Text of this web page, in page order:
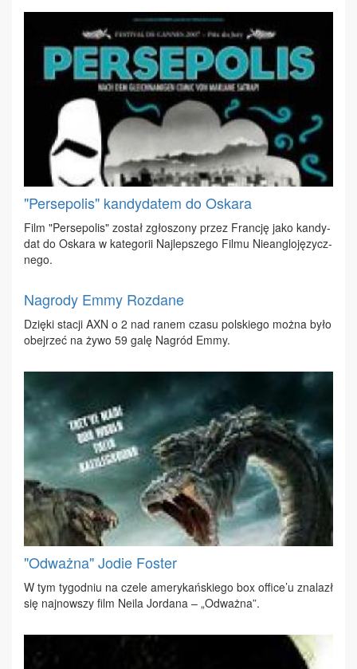
"Persepolis" kandydatem do Oskara
Film "Per­se­po­lis" zo­stał zgło­szo­ny przez Fran­cję ja­ko kan­dy­
dat do Oska­ra w ka­te­go­rii Naj­lep­sze­go Fil­mu Nie­an­glo­ję­zycz­
ne­go.
Nagrody Emmy Rozdane
Dzię­ki sta­cji AXN o 2 nad ra­nem cza­su pol­skie­go moż­na by­ło
obej­rzeć na ży­wo 59 ga­lę Na­gród Em­my.
"Odważna" Jodie Foster
W tym ty­go­dniu na cze­le ame­ry­kań­skie­go box of­fi­ce’u zna­lazł
się naj­now­szy film Ne­ila Jor­da­na – „Od­waż­na”.